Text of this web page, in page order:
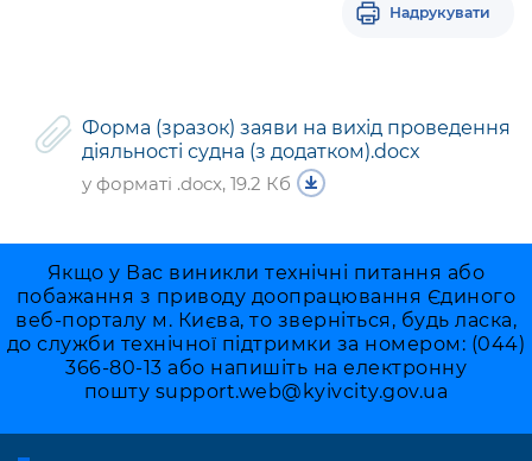
Надрукувати
Форма (зразок) заяви на вихід проведення
діяльності судна (з додатком).docx
у форматі .docx, 19.2 Кб
Якщо у Вас виникли технічні питання або
побажання з приводу доопрацювання Єдиного
веб-порталу м. Києва, то зверніться, будь ласка,
до служби технічної підтримки за номером: (044)
366-80-13 або напишіть на електронну
пошту support.web@kyivcity.gov.ua